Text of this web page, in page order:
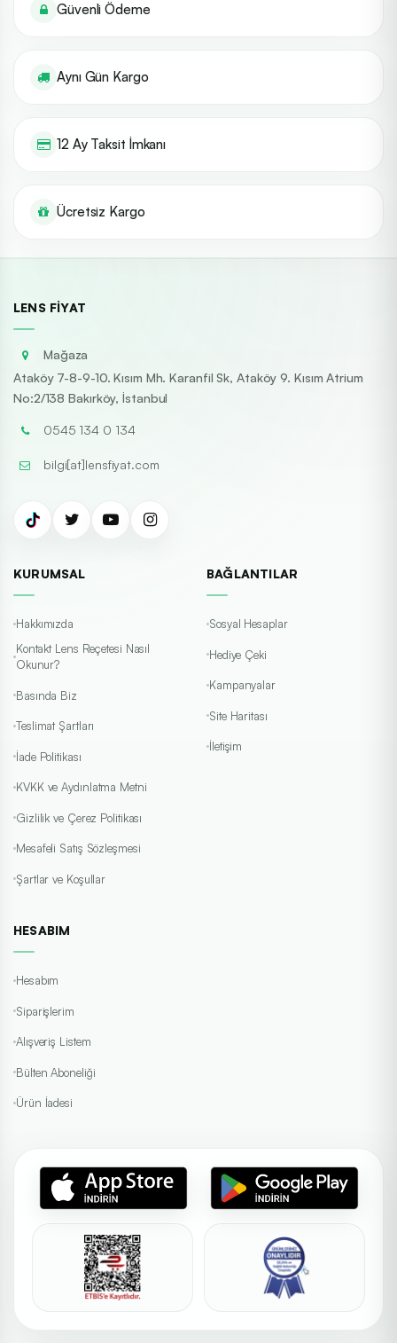
Güvenli Ödeme
Aynı Gün Kargo
12 Ay Taksit İmkanı
Ücretsiz Kargo
LENS FIYAT
Mağaza
Ataköy 7-8-9-10. Kısım Mh. Karanfil Sk, Ataköy 9. Kısım Atrium
No:2/138 Bakırköy, İstanbul
0545 134 0 134
bilgi[at]lensfiyat.com
KURUMSAL
Hakkımızda
Kontakt Lens Reçetesi Nasıl
Okunur?
Basında Biz
Teslimat Şartları
İade Politikası
KVKK ve Aydınlatma Metni
Gizlilik ve Çerez Politikası
Mesafeli Satış Sözleşmesi
Şartlar ve Koşullar
BAĞLANTILAR
Sosyal Hesaplar
Hediye Çeki
Kampanyalar
Site Haritası
İletişim
HESABIM
Hesabım
Siparişlerim
Alışveriş Listem
Bülten Aboneliği
Ürün İadesi